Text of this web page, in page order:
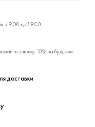
з 9:00 до 19:00
знижку 10% на будь-яке
доставки